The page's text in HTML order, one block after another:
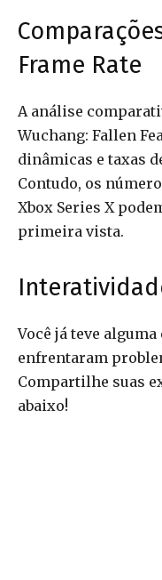
Frame Rate
A análise
Wuchang: Fallen
dinâmicas e taxas
Contudo, os
Xbox Series X
primeira vista.
Você já teve
enfrentaram
Compartilhe suas
abaixo!